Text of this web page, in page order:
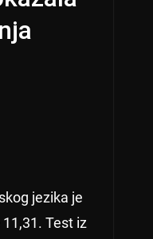
jezika je
Test iz